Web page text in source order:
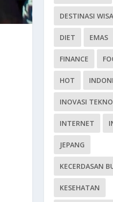
DESTINASI
DIET EMAS
FINANCE
HOT
INOVASI
INTERNET
JEPANG
KECERDASAN
KESEHATAN